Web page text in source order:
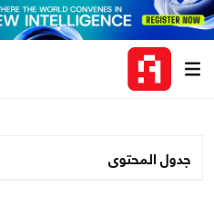
جدول المحتوى